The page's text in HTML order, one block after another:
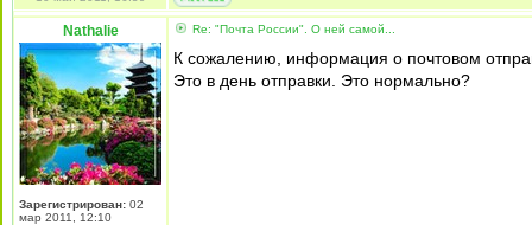
Nathalie
Зарегистрирован: 02
мар 2011, 12:10
Re: "Почта России". О ней самой...
К сожалению, информация о почтовом
Это в день отправки. Это нормально?